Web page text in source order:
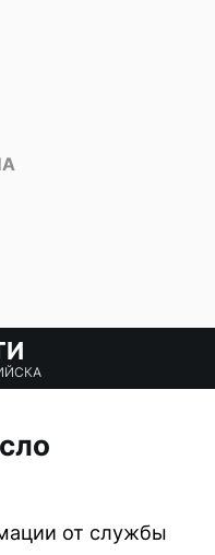
от службы